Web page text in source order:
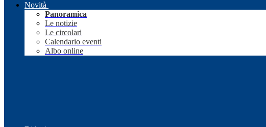
Novità
Panoramica
Le notizie
Le circolari
Calendario eventi
Albo online